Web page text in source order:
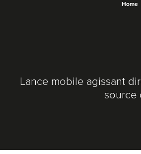
Home
Lance mobile agissant
source